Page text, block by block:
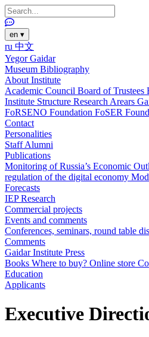
en ▾
ru 中文
Yegor Gaidar
Museum Bibliography
About Institute
Academic Council Board of Trustees
Institute Structure Research Arears
FoRSENO Foundation FoSER
Contact
Personalities
StaffAlumni
Publications
Monitoring of Russia’s Economic
regulation of the digital economy
Forecasts
IEP Research
Commercial projects
Events and comments
Conferences, seminars, round table
Comments
Gaidar Institute Press
Books Where to buy? Online store
Education
Applicants
Executive